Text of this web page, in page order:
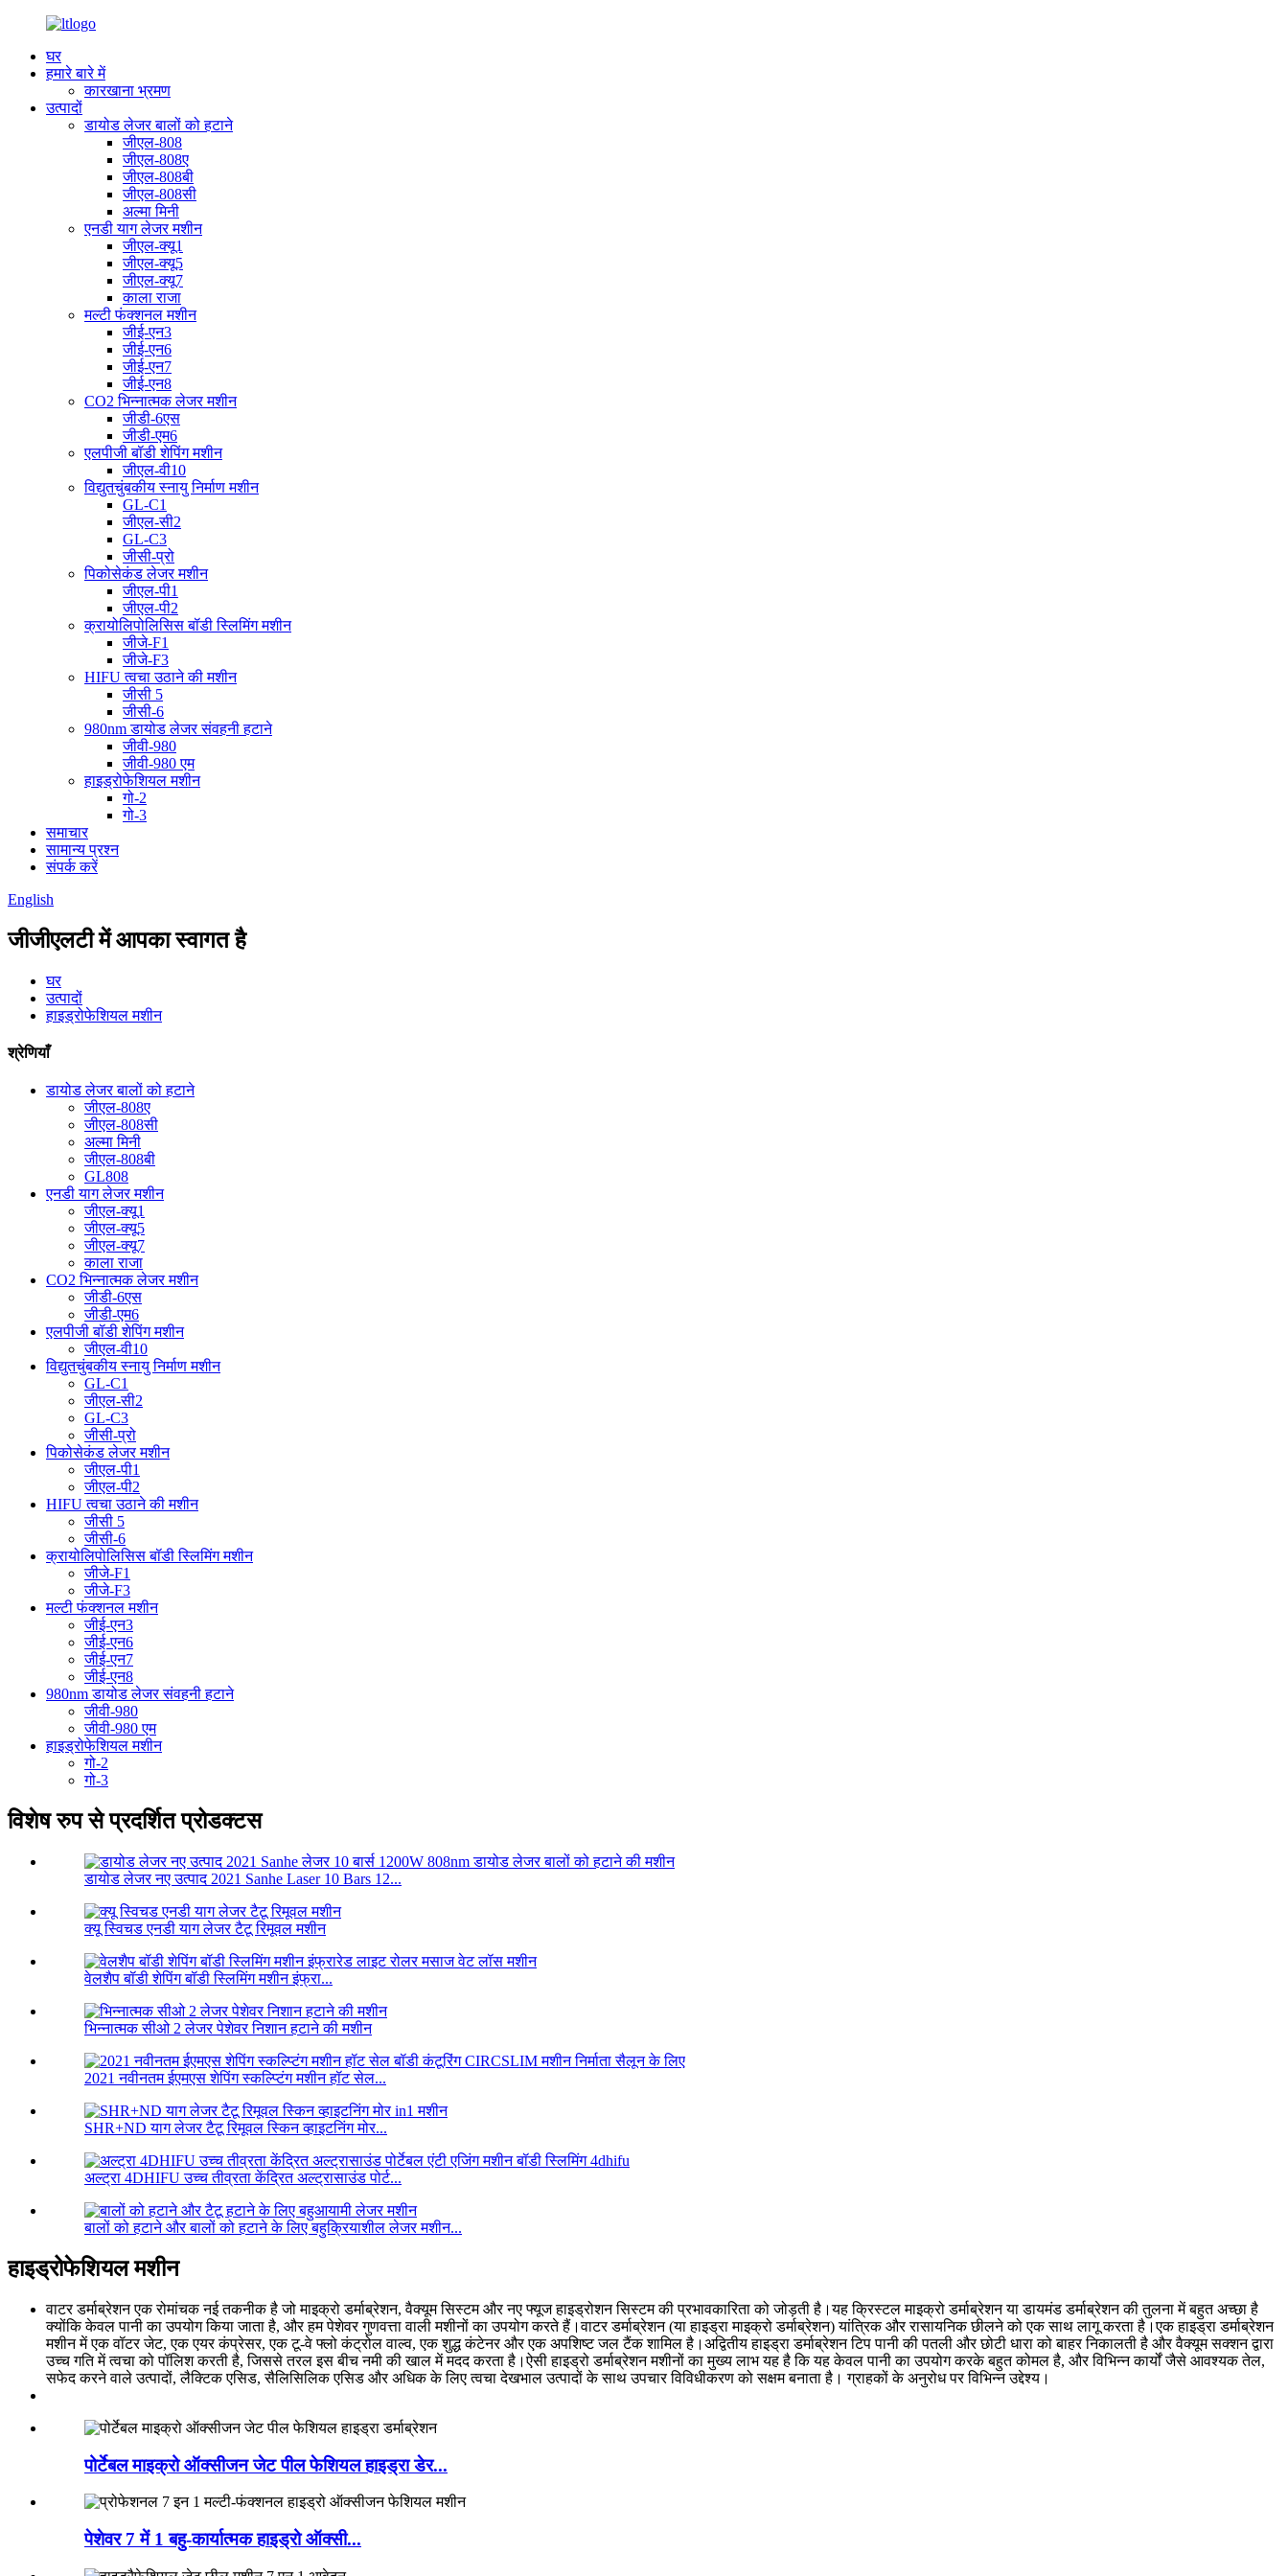
घर
हमारे बारे में
कारखाना भ्रमण
उत्पादों
डायोड लेजर बालों को हटाने
जीएल-808
जीएल-808ए
जीएल-808बी
जीएल-808सी
अल्मा मिनी
एनडी याग लेजर मशीन
जीएल-क्यू1
जीएल-क्यू5
जीएल-क्यू7
काला राजा
मल्टी फंक्शनल मशीन
जीई-एन3
जीई-एन6
जीई-एन7
जीई-एन8
CO2 भिन्नात्मक लेजर मशीन
जीडी-6एस
जीडी-एम6
एलपीजी बॉडी शेपिंग मशीन
जीएल-वी10
विद्युतचुंबकीय स्नायु निर्माण मशीन
GL-C1
जीएल-सी2
GL-C3
जीसी-प्रो
पिकोसेकंड लेजर मशीन
जीएल-पी1
जीएल-पी2
क्रायोलिपोलिसिस बॉडी स्लिमिंग मशीन
जीजे-F1
जीजे-F3
HIFU त्वचा उठाने की मशीन
जीसी 5
जीसी-6
980nm डायोड लेजर संवहनी हटाने
जीवी-980
जीवी-980 एम
हाइड्रोफेशियल मशीन
गो-2
गो-3
समाचार
सामान्य प्रश्न
संपर्क करें
English
जीजीएलटी में आपका स्वागत है
घर
उत्पादों
हाइड्रोफेशियल मशीन
श्रेणियाँ
डायोड लेजर बालों को हटाने
जीएल-808ए
जीएल-808सी
अल्मा मिनी
जीएल-808बी
GL808
एनडी याग लेजर मशीन
जीएल-क्यू1
जीएल-क्यू5
जीएल-क्यू7
काला राजा
CO2 भिन्नात्मक लेजर मशीन
जीडी-6एस
जीडी-एम6
एलपीजी बॉडी शेपिंग मशीन
जीएल-वी10
विद्युतचुंबकीय स्नायु निर्माण मशीन
GL-C1
जीएल-सी2
GL-C3
जीसी-प्रो
पिकोसेकंड लेजर मशीन
जीएल-पी1
जीएल-पी2
HIFU त्वचा उठाने की मशीन
जीसी 5
जीसी-6
क्रायोलिपोलिसिस बॉडी स्लिमिंग मशीन
जीजे-F1
जीजे-F3
मल्टी फंक्शनल मशीन
जीई-एन3
जीई-एन6
जीई-एन7
जीई-एन8
980nm डायोड लेजर संवहनी हटाने
जीवी-980
जीवी-980 एम
हाइड्रोफेशियल मशीन
गो-2
गो-3
विशेष रुप से प्रदर्शित प्रोडक्टस
डायोड लेजर नए उत्पाद 2021 Sanhe Laser 10 Bars 12...
क्यू स्विचड एनडी याग लेजर टैटू रिमूवल मशीन
वेलशैप बॉडी शेपिंग बॉडी स्लिमिंग मशीन इंफ्रा...
भिन्नात्मक सीओ 2 लेजर पेशेवर निशान हटाने की मशीन
2021 नवीनतम ईएमएस शेपिंग स्कल्प्टिंग मशीन हॉट सेल...
SHR+ND याग लेजर टैटू रिमूवल स्किन व्हाइटनिंग मोर...
अल्ट्रा 4DHIFU उच्च तीव्रता केंद्रित अल्ट्रासाउंड पोर्ट...
बालों को हटाने और बालों को हटाने के लिए बहुक्रियाशील लेजर मशीन...
हाइड्रोफेशियल मशीन
वाटर डर्माब्रेशन एक रोमांचक नई तकनीक है जो माइक्रो डर्माब्रेशन, वैक्यूम सिस्टम और नए फ्यूज हाइड्रोशन सिस्टम की प्रभावकारिता को जोड़ती है।यह क्रिस्टल माइक्रो डर्माब्रेशन या डायमंड डर्माब्रेशन की तुलना में बहुत अच्छा है
क्योंकि केवल पानी का उपयोग किया जाता है, और हम पेशेवर गुणवत्ता वाली मशीनों का उपयोग करते हैं।वाटर डर्माब्रेशन (या हाइड्रा माइक्रो डर्माब्रेशन) यांत्रिक और रासायनिक छीलने को एक साथ लागू करता है।एक हाइड्रा डर्माब्रेशन
मशीन में एक वॉटर जेट, एक एयर कंप्रेसर, एक टू-वे फ्लो कंट्रोल वाल्व, एक शुद्ध कंटेनर और एक अपशिष्ट जल टैंक शामिल है।अद्वितीय हाइड्रा डर्माब्रेशन टिप पानी की पतली और छोटी धारा को बाहर निकालती है और वैक्यूम सक्शन द्वारा
उच्च गति में त्वचा को पॉलिश करती है, जिससे तरल इस बीच नमी की खाल में मदद करता है।ऐसी हाइड्रो डर्माब्रेशन मशीनों का मुख्य लाभ यह है कि यह केवल पानी का उपयोग करके बहुत कोमल है, और विभिन्न कार्यों जैसे आवश्यक तेल,
सफेद करने वाले उत्पादों, लैक्टिक एसिड, सैलिसिलिक एसिड और अधिक के लिए त्वचा देखभाल उत्पादों के साथ उपचार विविधीकरण को सक्षम बनाता है। ग्राहकों के अनुरोध पर विभिन्न उद्देश्य।
पोर्टेबल माइक्रो ऑक्सीजन जेट पील फेशियल हाइड्रा डेर...
पेशेवर 7 में 1 बहु-कार्यात्मक हाइड्रो ऑक्सी...